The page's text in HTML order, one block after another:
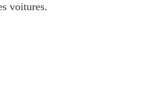
voitures.